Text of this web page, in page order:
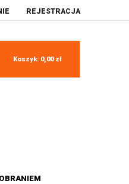
REJESTRACJA
Koszyk: 0,00 zł